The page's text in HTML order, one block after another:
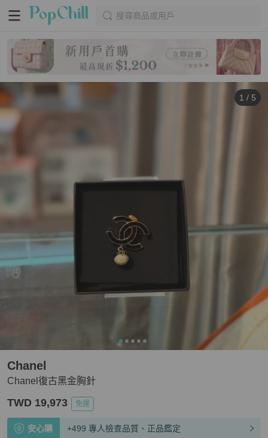
搜尋商品或用戶
1 / 5
Chanel復古黑金胸針
Chanel
TWD 19,973 免運
安心購 +499 專人檢查品質、正品鑑定